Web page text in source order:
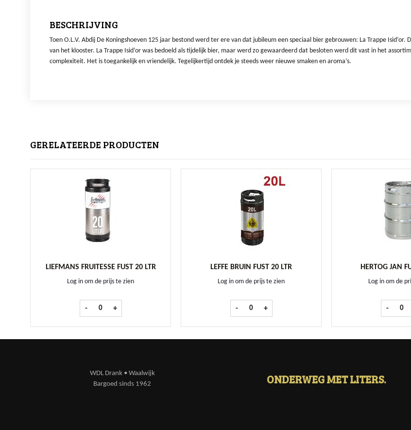
BESCHRIJVING
Toen O.L.V. Abdij De Koningshoeven 125 jaar bestond werd ter ere van dat jubileum een speciaal bier gebrouwen: La Trappe
van het klooster. La Trappe Isid’or was bedoeld als tijdelijk bier, maar werd zo gewaardeerd dat besloten werd dit vast in het
complexiteit. Het is toegankelijk en vriendelijk. Tegelijkertijd ontdek je steeds weer nieuwe smaken en aroma’s.
GERELATEERDE PRODUCTEN
LIEFMANS FRUITESSE FUST 20 LTR
Log in om de prijs te zien
- Liefmans Fruitesse fust 20 ltr aantal
+
LEFFE BRUIN FUST 20 LTR
Log in om de prijs te zien
- Leffe Bruin fust 20 ltr aantal
+
HERTOG JAN
Log in om de
-
WDL Drank • Waalwijk
Bargoed sinds 1962
ONDERWEG MET LITERS.